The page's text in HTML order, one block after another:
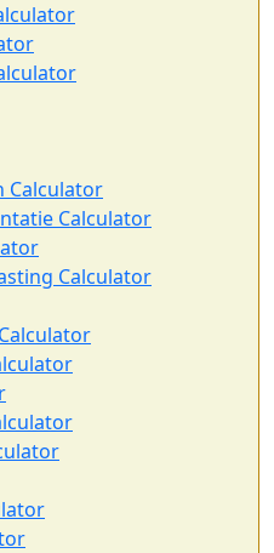
Calculator
Calculator
Calculator